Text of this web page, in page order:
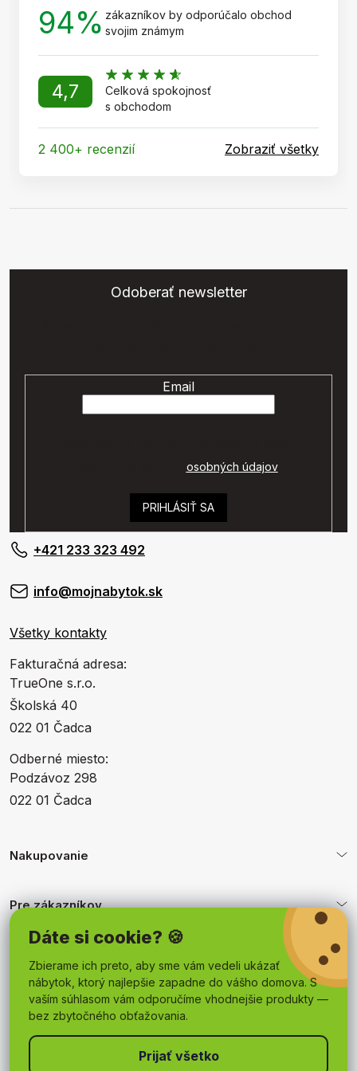
Dáte si cookie? 🍪
Zbierame ich preto, aby sme vám vedeli ukázať
nábytok, ktorý najlepšie zapadne do vášho domova. S
vaším súhlasom vám odporučíme vhodnejšie produkty —
bez zbytočného obťažovania.
94% zákazníkov by odporúčalo obchod
svojim známym
4,7
Celková spokojnosť
s obchodom
2 400+ recenzií Zobraziť všetky
Odoberať newsletter
Email
osobných údajov.
PRIHLÁSIŤ SA
+421 233 323 492
info@mojnabytok.sk
Všetky kontakty
Fakturačná adresa:
TrueOne s.r.o.
Školská 40
022 01 Čadca
Odberné miesto:
Podzávoz 298
022 01 Čadca
Nakupovanie
Pre zákazníkov